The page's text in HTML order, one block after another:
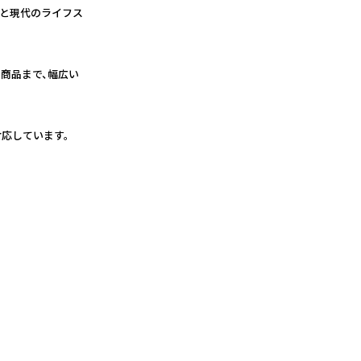
現代のライフス
品まで、幅広い
しています。